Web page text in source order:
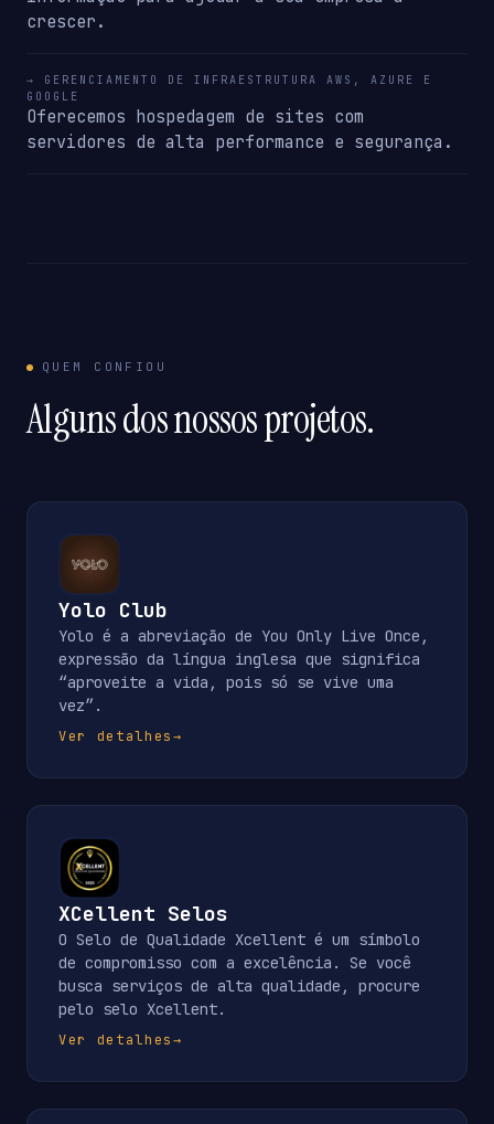
crescer.
→ GERENCIAMENTO DE INFRAESTRUTURA AWS, AZURE E
GOOGLE
Oferecemos hospedagem de sites com
servidores de alta performance e segurança.
QUEM CONFIOU
Alguns dos nossos projetos.
Yolo Club
Yolo é a abreviação de You Only Live Once,
expressão da língua inglesa que significa
“aproveite a vida, pois só se vive uma
vez”.
Ver detalhes→
XCellent Selos
O Selo de Qualidade Xcellent é um símbolo
de compromisso com a excelência. Se você
busca serviços de alta qualidade, procure
pelo selo Xcellent.
Ver detalhes→